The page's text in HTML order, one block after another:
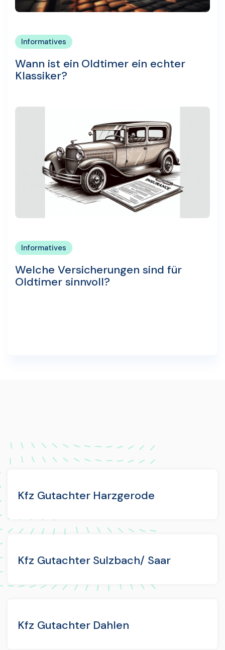
Informatives
Wann ist ein Oldtimer ein echter
Klassiker?
Informatives
Welche Versicherungen sind für
Oldtimer sinnvoll?
Kfz Gutachter Harzgerode
Kfz Gutachter Sulzbach/ Saar
Kfz Gutachter Dahlen